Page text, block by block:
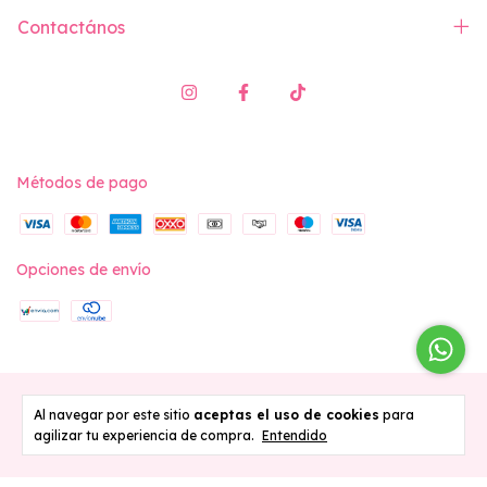
Al navegar por este sitio aceptas el uso de cookies para
agilizar tu experiencia de compra. Entendido
Contactános
Métodos de pago
Opciones de envío
Copyright Vita Swimwear - 2026. Todos los derechos reservados.